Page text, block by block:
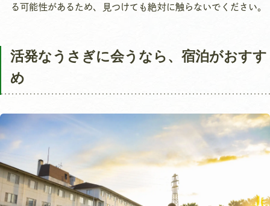
る可能性があるため、見つけても絶対に触らないでください。
活発なうさぎに会うなら、宿泊がおすす
め